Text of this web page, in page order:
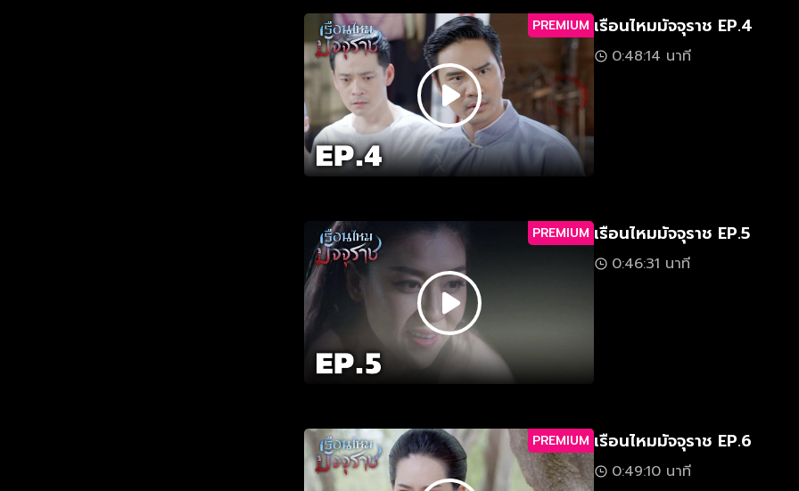
PREMIUM เรือนไหมมัจจุราช EP.4
0:48:14 นาที
PREMIUM เรือนไหมมัจจุราช EP.5
0:46:31 นาที
PREMIUM เรือนไหมมัจจุราช EP.6
0:49:10 นาที